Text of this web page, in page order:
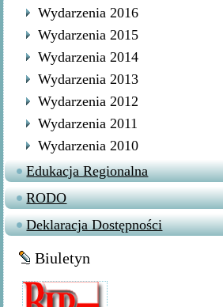
Wydarzenia 2016
Wydarzenia 2015
Wydarzenia 2014
Wydarzenia 2013
Wydarzenia 2012
Wydarzenia 2011
Wydarzenia 2010
Edukacja Regionalna
RODO
Deklaracja Dostępności
Biuletyn